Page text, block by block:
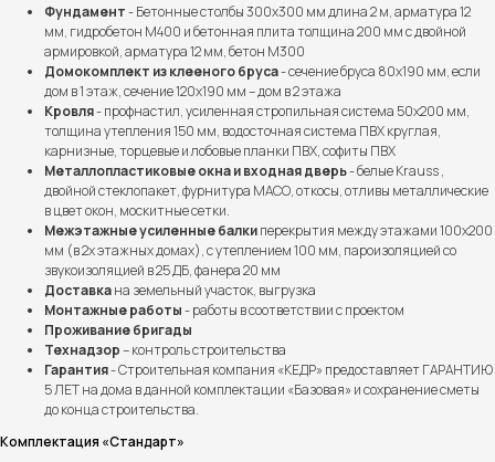
Фундамент- Бетонные столбы 300х300 мм длина 2 м, арматура 12
мм, гидробетон М400 и бетонная плита толщина 200 мм с двойной
армировкой, арматура 12 мм, бетон М300
Домокомплект из клееного бруса- сечение бруса 80х190 мм, если
дом в 1 этаж, сечение 120х190 мм – дом в 2 этажа
Кровля- профнастил, усиленная стропильная система 50х200 мм,
толщина утепления 150 мм, водосточная система ПВХ круглая,
карнизные, торцевые и лобовые планки ПВХ, софиты ПВХ
Металлопластиковые окна и входная дверь- белые Krauss ,
двойной стеклопакет, фурнитура МАСО, откосы, отливы металлические
в цвет окон, москитные сетки.
Межэтажные усиленные балкиперекрытия между этажами 100х200
мм (в 2х этажных домах), с утеплением 100 мм, пароизоляцией со
звукоизоляцией в 25 ДБ, фанера 20 мм
Доставкана земельный участок, выгрузка
Монтажные работы- работы в соответствии с проектом
Проживание бригады
Технадзор– контроль строительства
Гарантия- Строительная компания «КЕДР» предоставляет ГАРАНТИЮ
5 ЛЕТ на дома в данной комплектации «Базовая» и сохранение сметы
до конца строительства.
Комплектация «Стандарт»